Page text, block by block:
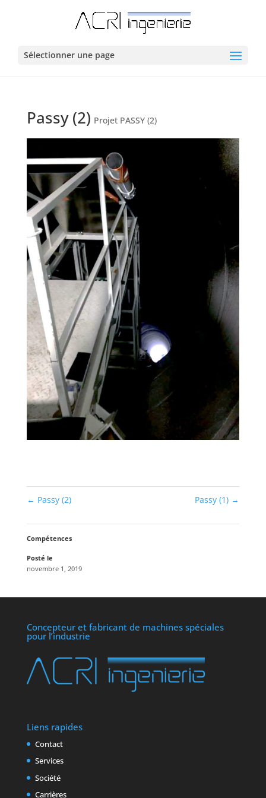
Sélectionner une page
Passy (2) Projet PASSY (2)
← Passy (2) Passy (1) →
Compétences
Posté le
novembre 1, 2019
Concepteur et fabricant de machines spéciales
pour l’industrie
Liens rapides
Contact
Services
Société
Carrières